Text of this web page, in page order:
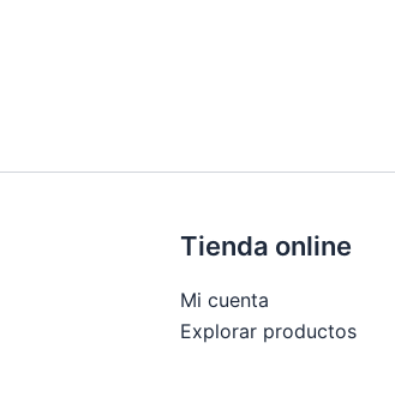
Tienda online
Mi cuenta
Explorar productos